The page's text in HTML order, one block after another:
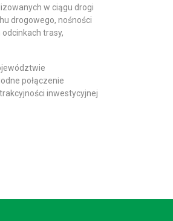
w ciągu drogi
drogowego, nośności
trasy,
połączenie
inwestycyjnej